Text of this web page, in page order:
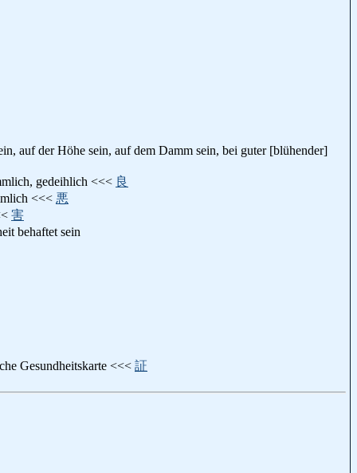
auf der Höhe sein, auf dem Damm sein, bei guter [blühender]
gedeihlich <<< 良
<<< 悪
害
behaftet sein
Gesundheitskarte <<< 証